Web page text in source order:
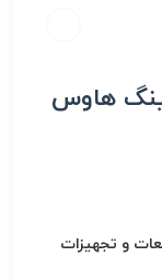
هاوس
و تجهیزات